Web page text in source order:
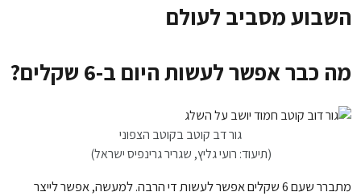
השבוע מסביב לעולם
מה כבר אפשר לעשות היום ב-6 שקלים?
גור דב קוטב בקוטב הצפוני
(תיעוד: רועי גליץ, שגריר גרינפיס ישראל)
מתברר שעם 6 שקלים אפשר לעשות די הרבה. למעשה, אפשר לייצר